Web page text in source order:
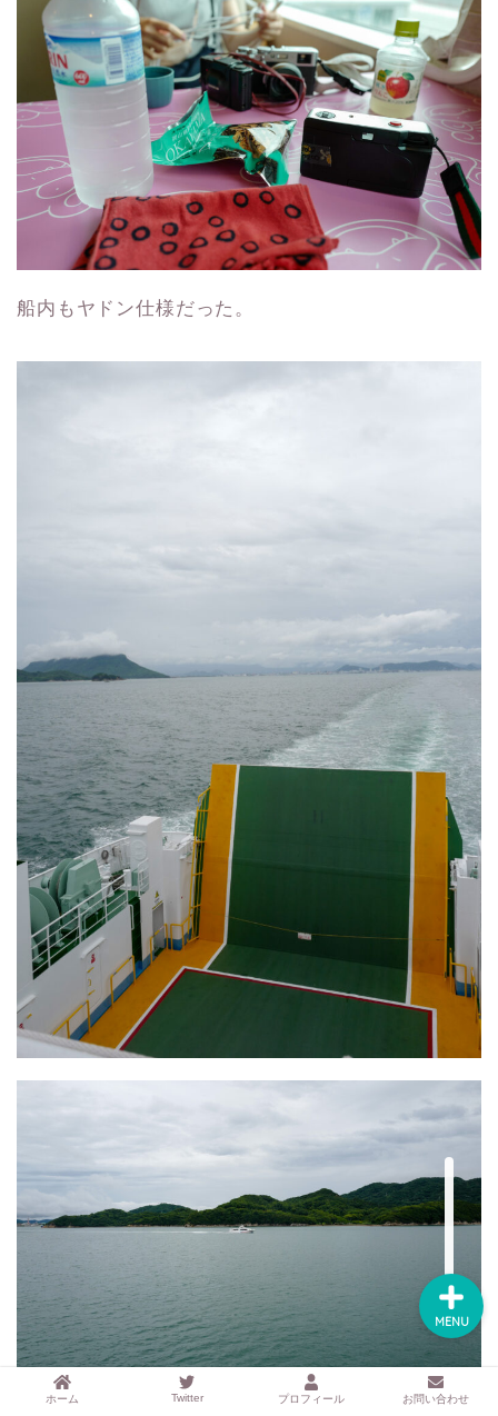
船内もヤドン仕様だった。
ホーム Twitter プロフィール お問い合わせ
MENU
暮らしをちょっと豊かに
するアイテムサイト
『mono.』を見る
ラク家事！「暮らしの定
おすすめ「ブログ村テー
完全版！「ラク家事Myル
ール集」を見る